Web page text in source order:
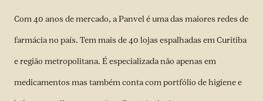
Com 40 anos de mercado, a Panvel é uma das maiores redes de
farmácia no país. Tem mais de 40 lojas espalhadas em Curitiba
e região metropolitana. É especializada não apenas em
medicamentos mas também conta com portfólio de higiene e